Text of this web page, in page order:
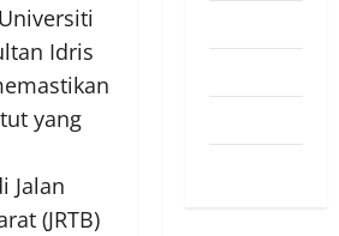
Idris
yang
Jalan
(JRTB)